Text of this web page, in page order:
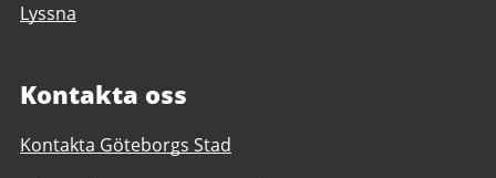
Lyssna
Kontakta oss
Kontakta Göteborgs Stad